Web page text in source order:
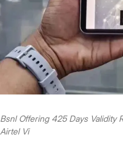
Bsnl Offering 425 Days Validity
Airtel Vi